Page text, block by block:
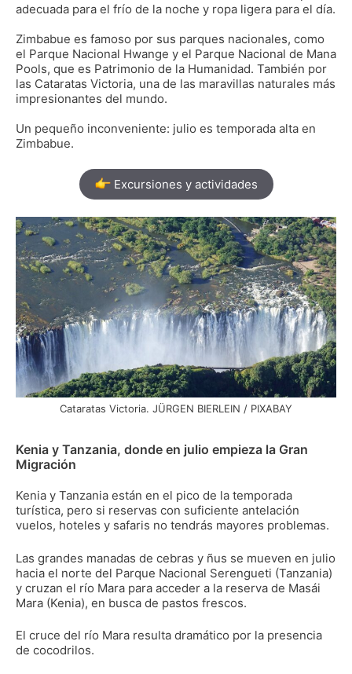
adecuada para el frío de la noche y ropa ligera para el día.
Zimbabue es famoso por sus parques nacionales, como
el Parque Nacional Hwange y el Parque Nacional de Mana
Pools, que es Patrimonio de la Humanidad. También por
las Cataratas Victoria, una de las maravillas naturales más
impresionantes del mundo.
Un pequeño inconveniente: julio es temporada alta en
Zimbabue.
Excursiones y actividades
Cataratas Victoria. JÜRGEN BIERLEIN / PIXABAY
Kenia y Tanzania, donde en julio empieza la Gran
Migración
Kenia y Tanzania están en el pico de la temporada
turística, pero si reservas con suficiente antelación
vuelos, hoteles y safaris no tendrás mayores problemas.
Las grandes manadas de cebras y ñus se mueven en julio
hacia el norte del Parque Nacional Serengueti (Tanzania)
y cruzan el río Mara para acceder a la reserva de Masái
Mara (Kenia), en busca de pastos frescos.
El cruce del río Mara resulta dramático por la presencia
de cocodrilos.